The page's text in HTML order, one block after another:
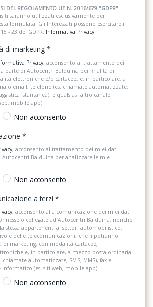
/ tirefit
e Stile
pelle
al mantenimento della corsia
con telecomando e 2 chiavi estraibili a
stabilità (esc)
e lunotto oscurati
decorativi lizard
decorativi pineapple
10,25
plus
elettronico
schienale divisibile e ribaltabile
del differenziale)
e anabbaglianti
DEL REGOLAMENTO UE N. 2016/679 "GDPR"
saranno utilizzati esclusivamente per
formulata. Gli Interessati possono esercitare i
- 23 del GDPR. Informativa Privacy
di marketing *
Privacy, acconsento al trattamento dei
parte di Autocentri Balduina per finalità di
elettroniche e/o cartacee, e, in particolare, a
o email, telefono (es. chiamate automatizzate,
istantanea), e qualsiasi altro canale
mobile app).
Non acconsento
*
, acconsento al trattamento dei miei dati
Autocentri Balduina per analizzare le mie
Non acconsento
a terzi *
, acconsento alla comunicazione dei miei dati
o collegate ad Autocentri Balduina, nonché
stessa appartenenti ai settori automobilistico,
e delle telecomunicazioni, che li potranno
di marketing, con modalità cartacee,
e, in particolare, a mezzo posta ordinaria
automatizzate, SMS, MMS), fax e
informatico (es. siti web, mobile app).
Non acconsento